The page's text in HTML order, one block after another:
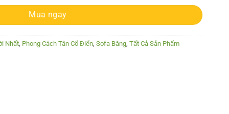
Mua ngay
Nhất, Phong Cách Tân Cổ Điển, Sofa Băng, Tất Cả Sản Phẩm